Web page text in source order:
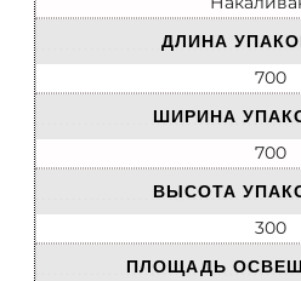
ДЛИНА
700
ШИРИНА
700
ВЫСОТА
300
ПЛОЩАДЬ